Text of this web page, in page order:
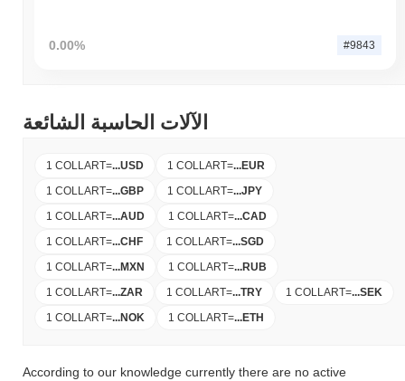
0.00% #9843
الآلات الحاسبة الشائعة
1 COLLART=...USD 1 COLLART=...EUR
1 COLLART=...GBP 1 COLLART=...JPY
1 COLLART=...AUD 1 COLLART=...CAD
1 COLLART=...CHF 1 COLLART=...SGD
1 COLLART=...MXN 1 COLLART=...RUB
1 COLLART=...ZAR 1 COLLART=...TRY 1 COLLART=...SEK
1 COLLART=...NOK 1 COLLART=...ETH
According to our knowledge currently there are no active